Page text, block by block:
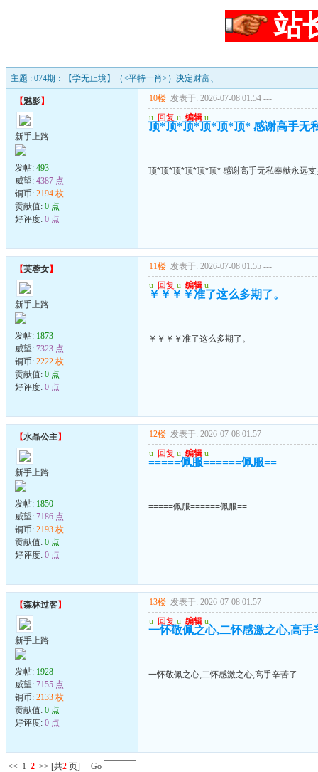
站
主题 : 074期：【学无止境】（<平特一肖>）决定财富、
【魅影】
新手上路
发帖: 493
威望: 4387 点
铜币: 2194 枚
贡献值: 0 点
好评度: 0 点
10楼 发表于: 2026-07-08 01:54 ---
u 回复 u 编辑 u
顶*顶*顶*顶*顶*顶* 感谢高手无
顶*顶*顶*顶*顶*顶* 感谢高手无私奉献永远
【芙蓉女】
新手上路
发帖: 1873
威望: 7323 点
铜币: 2222 枚
贡献值: 0 点
好评度: 0 点
11楼 发表于: 2026-07-08 01:55 ---
u 回复 u 编辑 u
￥￥￥￥准了这么多期了。
￥￥￥￥准了这么多期了。
【水晶公主】
新手上路
发帖: 1850
威望: 7186 点
铜币: 2193 枚
贡献值: 0 点
好评度: 0 点
12楼 发表于: 2026-07-08 01:57 ---
u 回复 u 编辑 u
=====佩服======佩服==
=====佩服======佩服==
【森林过客】
新手上路
发帖: 1928
威望: 7155 点
铜币: 2133 枚
贡献值: 0 点
好评度: 0 点
13楼 发表于: 2026-07-08 01:57 ---
u 回复 u 编辑 u
一怀敬佩之心,二怀感激之心,高手
一怀敬佩之心,二怀感激之心,高手辛苦了
<< 1 2 >> [共2 页] Go